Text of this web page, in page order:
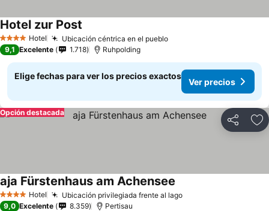
4 EstrellasHotel Ubicación céntrica en el pueblo
Hotel zur Post
9,1 Excelente 1.718 Ruhpolding
Elige fechas para ver los precios exactos
Ver precios
Compartir
Opción destacada
4 EstrellasHotel Ubicación privilegiada frente al lago
aja Fürstenhaus am Achensee
9,0 Excelente 8.359 Pertisau